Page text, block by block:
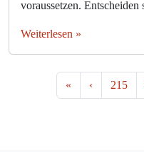
voraussetzen.
Weiterlesen »
« ‹ Seite
215